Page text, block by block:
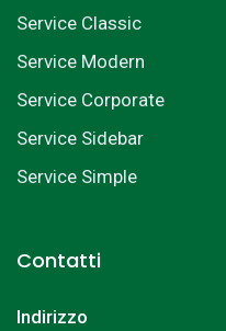
Service Classic
Service Modern
Service Corporate
Service Sidebar
Service Simple
Contatti
Indirizzo